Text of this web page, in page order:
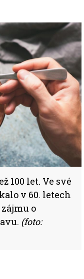
100 let. Ve své
v 60. letech
o
(foto: